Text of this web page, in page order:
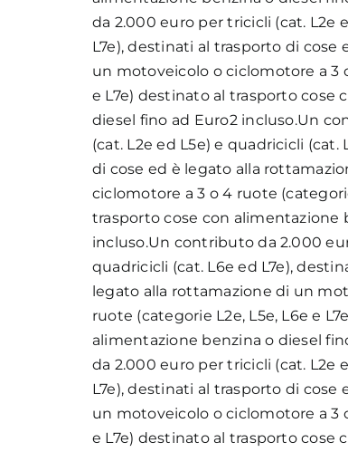
da 2.000 euro per tricicli (cat. L2e
L7e), destinati al trasporto di
un motoveicolo o ciclomotore a 3
e L7e) destinato al trasporto cose
diesel fino ad Euro2 incluso.Un
(cat. L2e ed L5e) e quadricicli
di cose ed è legato alla
ciclomotore a 3 o 4 ruote
trasporto cose con alimentazione
incluso.Un contributo da 2.000
quadricicli (cat. L6e ed L7e),
legato alla rottamazione di un
ruote (categorie L2e, L5e, L6e e
alimentazione benzina o diesel
da 2.000 euro per tricicli (cat. L2e
L7e), destinati al trasporto di
un motoveicolo o ciclomotore a 3
e L7e) destinato al trasporto cose